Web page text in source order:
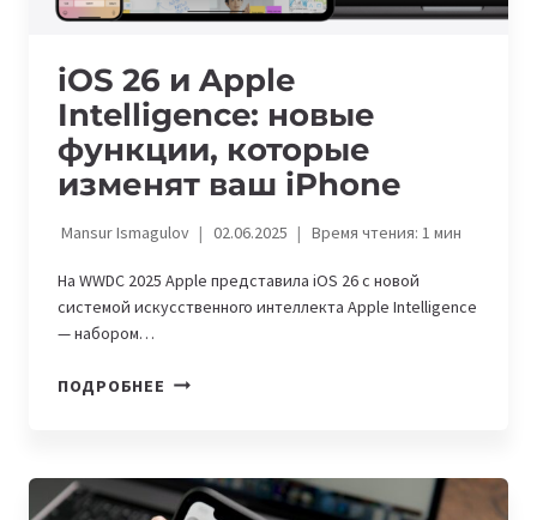
iOS 26 и Apple
Intelligence: новые
функции, которые
изменят ваш iPhone
Mansur Ismagulov 02.06.2025 Время чтения: 1мин
На WWDC 2025 Apple представила iOS 26 с новой
системой искусственного интеллекта Apple Intelligence
— набором…
ПОДРОБНЕЕ IOS
INTELLIGENCE: